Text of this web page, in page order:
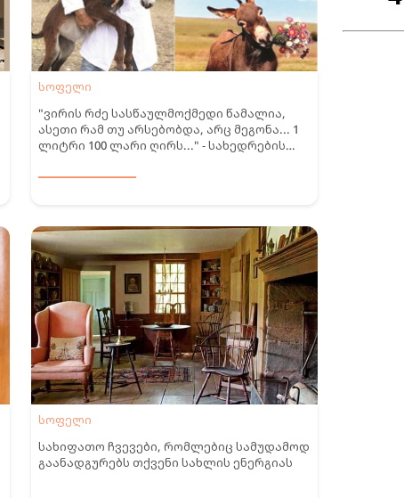
სოფელი
"ვირის რძე სასწაულმოქმედი წამალია,
ასეთი რამ თუ არსებობდა, არც მეგონა... 1
ლიტრი 100 ლარი ღირს..." - სახედრების
სოფელი
სახიფათო ჩვევები, რომლებიც სამუდამოდ
გაანადგურებს თქვენი სახლის ენერგიას